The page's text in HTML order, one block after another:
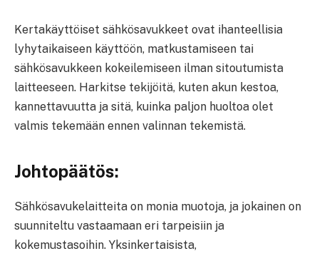
Kertakäyttöiset sähkösavukkeet ovat ihanteellisia
lyhytaikaiseen käyttöön, matkustamiseen tai
sähkösavukkeen kokeilemiseen ilman sitoutumista
laitteeseen. Harkitse tekijöitä, kuten akun kestoa,
kannettavuutta ja sitä, kuinka paljon huoltoa olet
valmis tekemään ennen valinnan tekemistä.
Johtopäätös:
Sähkösavukelaitteita on monia muotoja, ja jokainen on
suunniteltu vastaamaan eri tarpeisiin ja
kokemustasoihin. Yksinkertaisista,